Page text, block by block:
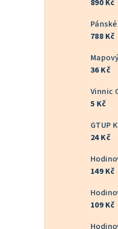
890 Kč
788 Kč
36 Kč
5 Kč
24 Kč
149 Kč
109 Kč